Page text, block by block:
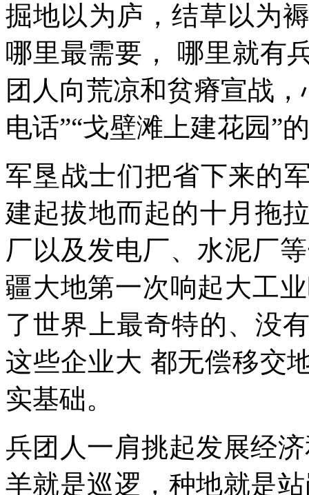
掘地以为庐，结草以为
哪里最需要， 哪里就有
团人向荒凉和贫瘠宣战
电话”“戈壁滩上建花园”
军垦战士们把省下来的
建起拔地而起的十月拖
厂以及发电厂、水泥厂
疆大地第一次响起大工
了世界上最奇特的、没
这些企业大 都无偿移交
实基础。
兵团人一肩挑起发展经
羊就是巡逻，种地就是